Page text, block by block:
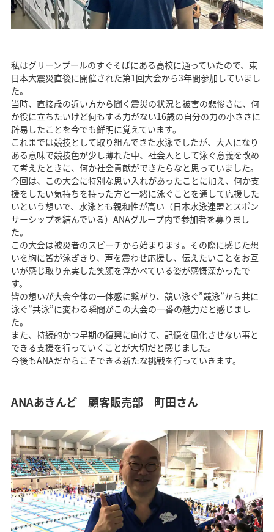
私はグリーンプールのすぐそばにある高校に通っていたので、東
日本大震災直後に開催された第1回大会から3年間参加していまし
た。
当時、直接歳の近い方から聞く震災の状況と被害の悲惨さに、何
か役に立ちたいけど何もする力がない16歳の自分の力の小ささに
辟易したことを今でも鮮明に覚えています。
これまでは競技として取り組んできた水泳でしたが、大人になり
ある意味で競技色が少し薄れた中、社会人として泳ぐ意義を改め
て考えたときに、何か社会貢献ができたらなと思っていました。
今回は、この大会に特別な思い入れがあったことに加え、何か支
援をしたい気持ちを持った方と一緒に泳ぐことを通して応援した
いという想いで、水泳とも親和性が高い（日本水泳連盟とスポン
サーシップを結んでいる）ANAグループ内で参加者を募りまし
た。
この大会は被災者のスピーチから始まります。その際に感じた想
いを胸に皆が泳ぎきり、声を震わせ応援し、伝えたいことをお互
いが感じ取り充実した笑顔を浮かべている姿が感慨深かったで
す。
皆の想いが大会全体の一体感に繋がり、競い泳ぐ”競泳”から共に
泳ぐ”共泳”に変わる瞬間がこの大会の一番の魅力だと感じまし
た。
また、持続的かつ早期の復興に向けて、記憶を風化させない事と
できる支援を行っていくことが大切だと感じました。
今後もANAだからこそできる新たな挑戦を行っていきます。
ANAあきんど 顧客販売部 町田さん